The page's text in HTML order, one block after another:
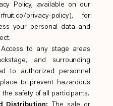
Policy, available on our
privacy-policy), for
your personal data and
Access to any stage areas
and surrounding
to authorized personnel
to prevent hazardous
safety of all participants.